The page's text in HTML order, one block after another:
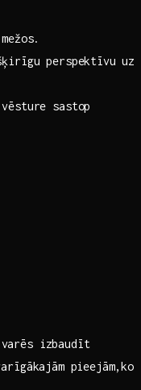
perspektīvu uz
sastop
izbaudīt
pieejām,ko‍